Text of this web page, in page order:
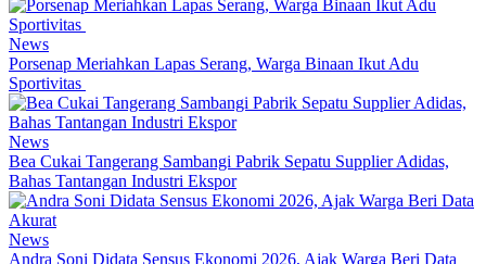
News
Porsenap Meriahkan Lapas Serang, Warga Binaan Ikut Adu
Sportivitas
News
Bea Cukai Tangerang Sambangi Pabrik Sepatu Supplier Adidas,
Bahas Tantangan Industri Ekspor
News
Andra Soni Didata Sensus Ekonomi 2026, Ajak Warga Beri Data